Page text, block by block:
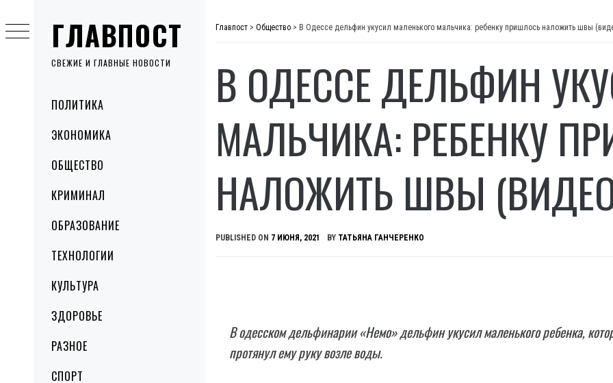
ГЛАВПОСТ
СВЕЖИЕ И ГЛАВНЫЕ НОВОСТИ
MenuПОЛИТИКА
ЭКОНОМИКА
ОБЩЕСТВО
КРИМИНАЛ
ОБРАЗОВАНИЕ
ТЕХНОЛОГИИ
КУЛЬТУРА
ЗДОРОВЬЕ
РАЗНОЕ
СПОРТ
to
content
Главпост > Общество > В Одессе дельфин укусил маленького мальчика: ребенку пришлось наложить швы
В ОДЕССЕ ДЕЛЬФИН
МАЛЬЧИКА: РЕБЕНКУ
НАЛОЖИТЬ ШВЫ
PUBLISHED ON 7 ИЮНЯ, 2021 BY ТАТЬЯНА ГАНЧЕРЕНКО
В одесском дельфинарии «Немо» дельфин укусил маленького ребенка,
протянул ему руку возле воды.